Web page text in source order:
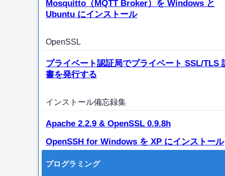
Mosquitto（MQTT Broker）を Windows と
Ubuntu にインストール
OpenSSL
プライベート認証局でプライベート SSL/TLS
書を発行する
インストール備忘録集
Apache 2.2.9 & OpenSSL 0.9.8h
OpenSSH for Windows を XP にインストール
プログラミング